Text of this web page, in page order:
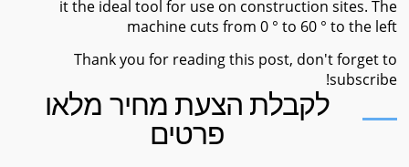
it the ideal tool for use on construction sites. The
machine cuts from 0 ° to 60 ° to the left
Thank you for reading this post, don't forget to
subscribe!
לקבלת הצעת מחיר מלאו
פרטים